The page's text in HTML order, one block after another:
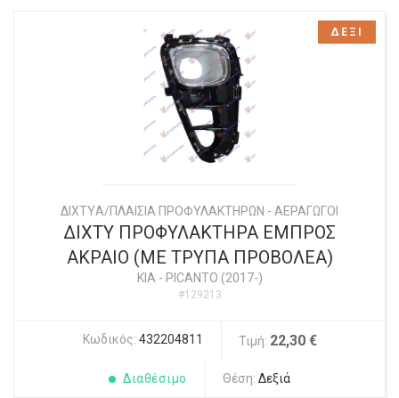
ΔΙΧΤYΑ/ΠΛΑΙΣΙΑ ΠΡΟΦΥΛΑΚΤΗΡΩΝ - ΑΕΡΑΓΩΓΟΙ
ΔΙΧΤΥ ΠΡΟΦΥΛΑΚΤΗΡΑ ΕΜΠΡΟΣ
ΑΚΡΑΙΟ (ΜΕ ΤΡΥΠΑ ΠΡΟΒΟΛΕΑ)
KIA - PICANTO (2017-)
#129213
Κωδικός: 432204811 Τιμή: 22,30 €
Διαθέσιμο Θέση: Δεξιά
ΔΕΞΙ